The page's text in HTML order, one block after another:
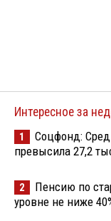
Интересное за
1
Соцфонд:
превысила 27,2
2
Пенсию по
уровне не ниже